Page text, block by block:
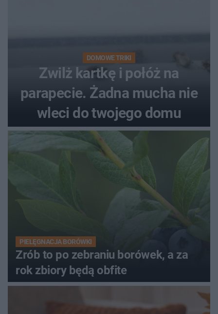
DOMOWE TRIKI
Zwilż kartkę i połóż na
parapecie. Żadna mucha nie
wleci do twojego domu
PIELĘGNACJA BORÓWKI
Zrób to po zebraniu borówek, a za
rok zbiory będą obfite